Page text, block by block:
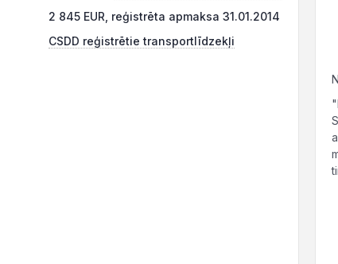
2 845 EUR, reģistrēta apmaksa 31.01.2014
CSDD reģistrētie transportlīdzekļi